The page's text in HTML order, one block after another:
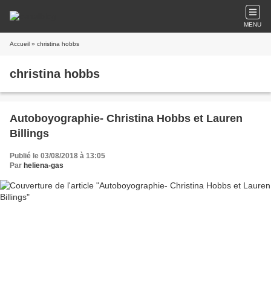
MENU
Accueil » christina hobbs
christina hobbs
Autoboyographie- Christina Hobbs et Lauren
Billings
Publié le 03/08/2018 à 13:05
Par heliena-gas